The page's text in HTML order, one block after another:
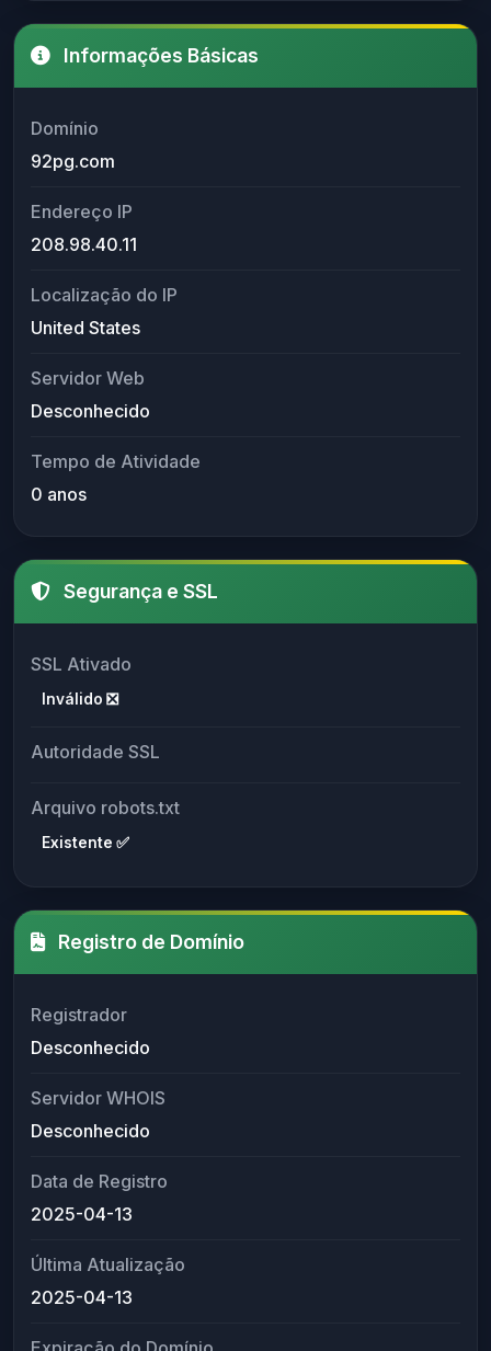
acessá-lo.
Informações Básicas
Domínio
92pg.com
Endereço IP
208.98.40.11
Localização do IP
United States
Servidor Web
Desconhecido
Tempo de Atividade
0 anos
Segurança e SSL
SSL Ativado
Inválido ❎
Autoridade SSL
Arquivo robots.txt
Existente ✅
Registro de Domínio
Registrador
Desconhecido
Servidor WHOIS
Desconhecido
Data de Registro
2025-04-13
Última Atualização
2025-04-13